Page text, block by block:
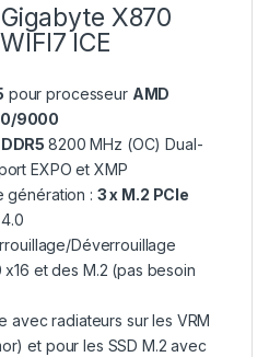
X870
ICE
pour processeur AMD
9000
8200 MHz (OC) Dual-
EXPO et XMP
génération : 3 x M.2 PCIe
Déverrouillage
et des M.2 (pas besoin
avec radiateurs sur les VRM
et pour les SSD M.2 avec